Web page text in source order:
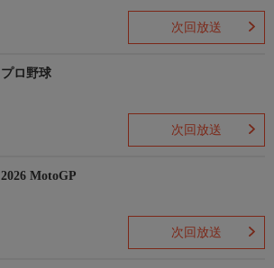
次回放送
プロ野球
次回放送
2026 MotoGP
次回放送